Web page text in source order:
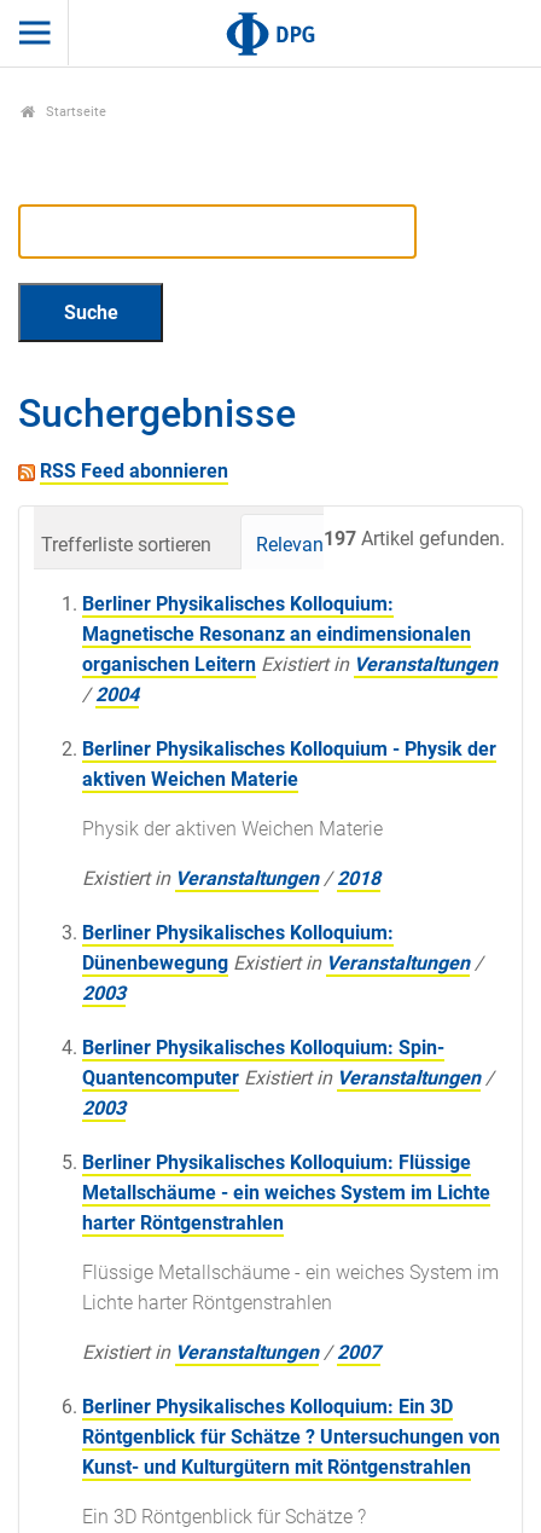
Startseite
Suchergebnisse
RSS Feed abonnieren
197 Artikel gefunden.
Trefferliste sortieren Relevanz Datum
Berliner Physikalisches Kolloquium:
Magnetische Resonanz an eindimensionalen
organischen Leitern Existiert in Veranstaltungen
/2004
Berliner Physikalisches Kolloquium - Physik der
aktiven Weichen Materie
Physik der aktiven Weichen Materie
Existiert in Veranstaltungen /2018
Berliner Physikalisches Kolloquium:
Dünenbewegung Existiert in Veranstaltungen /
2003
Berliner Physikalisches Kolloquium: Spin-
Quantencomputer Existiert in Veranstaltungen /
2003
Berliner Physikalisches Kolloquium: Flüssige
Metallschäume - ein weiches System im Lichte
harter Röntgenstrahlen
Flüssige Metallschäume - ein weiches System im
Lichte harter Röntgenstrahlen
Existiert in Veranstaltungen /2007
Berliner Physikalisches Kolloquium: Ein 3D
Röntgenblick für Schätze ? Untersuchungen von
Kunst- und Kulturgütern mit Röntgenstrahlen
Ein 3D Röntgenblick für Schätze ?